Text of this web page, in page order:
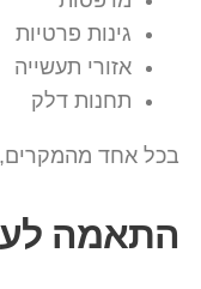
גינות פרטיות
אזורי תעשייה
תחנות דלק
בכל אחד
התאמה